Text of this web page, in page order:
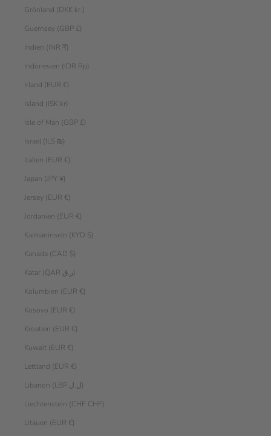
Grönland (DKK kr.)
Guernsey (GBP £)
Indien (INR ₹)
Indonesien (IDR Rp)
Irland (EUR €)
Island (ISK kr)
Isle of Man (GBP £)
Israel (ILS ₪)
Italien (EUR €)
Japan (JPY ¥)
Jersey (EUR €)
Jordanien (EUR €)
Kaimaninseln (KYD $)
Kanada (CAD $)
Katar (QAR ر.ق)
Kolumbien (EUR €)
Kosovo (EUR €)
Kroatien (EUR €)
Kuwait (EUR €)
Lettland (EUR €)
Libanon (LBP ل.ل)
Liechtenstein (CHF CHF)
Litauen (EUR €)